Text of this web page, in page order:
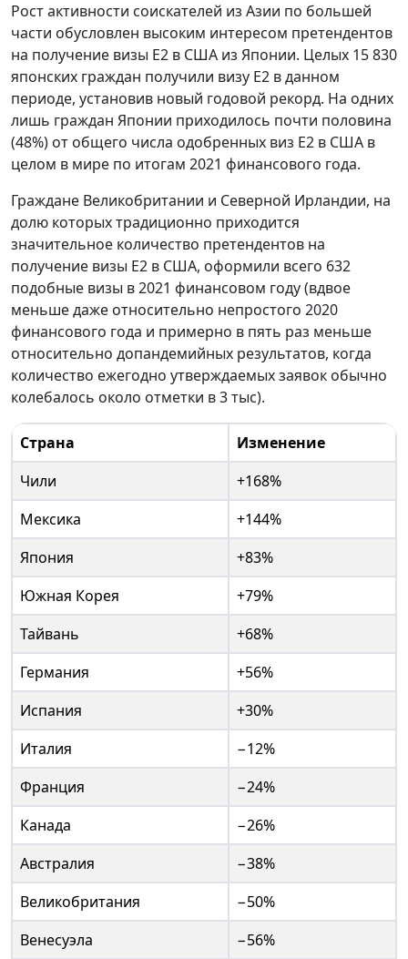
Рост активности соискателей из Азии по большей
части обусловлен высоким интересом претендентов
на получение визы E2 в США из Японии. Целых 15 830
японских граждан получили визу E2 в данном
периоде, установив новый годовой рекорд. На одних
лишь граждан Японии приходилось почти половина
(48%) от общего числа одобренных виз E2 в США в
целом в мире по итогам 2021 финансового года.
Граждане Великобритании и Северной Ирландии, на
долю которых традиционно приходится
значительное количество претендентов на
получение визы E2 в США, оформили всего 632
подобные визы в 2021 финансовом году (вдвое
меньше даже относительно непростого 2020
финансового года и примерно в пять раз меньше
относительно допандемийных результатов, когда
количество ежегодно утверждаемых заявок обычно
колебалось около отметки в 3 тыс).
Страна
Изменение
Чили
+168%
Мексика
+144%
Япония
+83%
Южная Корея
+79%
Тайвань
+68%
Германия
+56%
Испания
+30%
Италия
−12%
Франция
−24%
Канада
−26%
Австралия
−38%
Великобритания
−50%
Венесуэла
−56%